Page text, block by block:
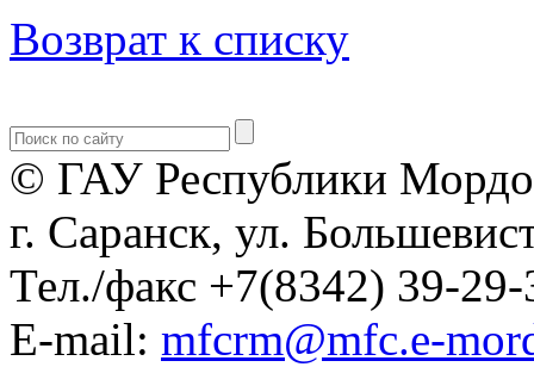
Возврат к списку
© ГАУ Республики
г. Саранск, ул.
Тел./факс +7(8342) 39-29-
E-mail: mfcrm@mfc.e-